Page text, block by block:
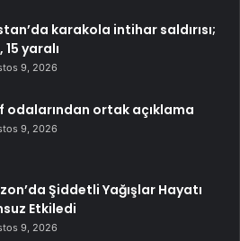
karakola intihar saldırısı;
15 yaralı
9, 2026
odalarından ortak açıklama
9, 2026
Şiddetli Yağışlar Hayatı
Etkiledi
9, 2026